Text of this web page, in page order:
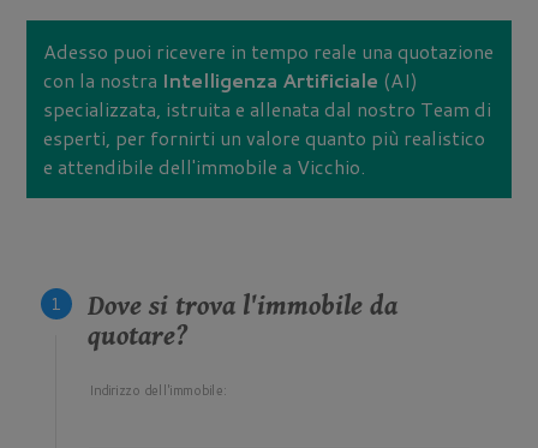
Adesso puoi ricevere in tempo reale una quotazione
con la nostra Intelligenza Artificiale (AI)
specializzata, istruita e allenata dal nostro Team di
esperti, per fornirti un valore quanto più realistico
e attendibile dell'immobile a Vicchio.
Dove si trova l'immobile da
quotare?
Indirizzo dell'immobile: